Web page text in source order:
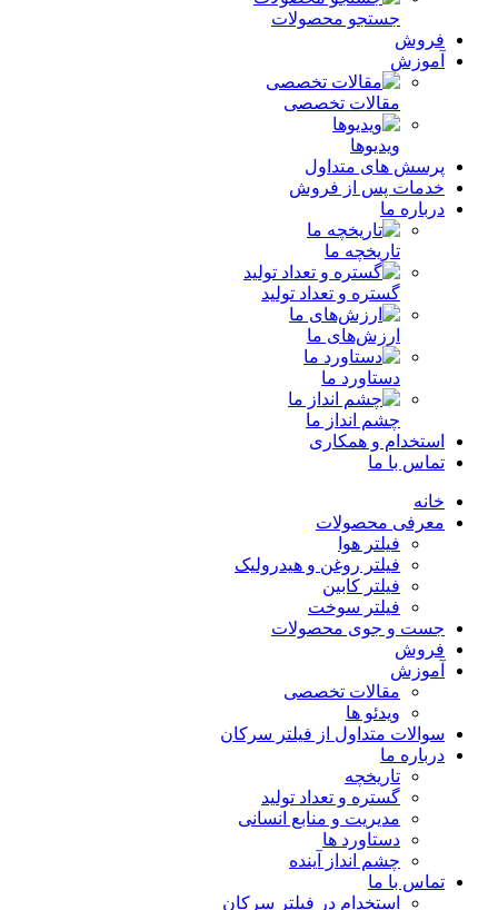
جستجو محصولات
فروش
آموزش
مقالات تخصصی
ویدیوها
پرسش های متداول
خدمات پس از فروش
درباره ما
تاریخچه ما
گستره و تعداد تولید
ارزش‌های ما
دستاورد ما
چشم انداز ما
استخدام و همکاری
تماس با ما
خانه
معرفی محصولات
فیلتر هوا
فیلتر روغن و هیدرولیک
فیلتر کابین
فیلتر سوخت
جست و جوی محصولات
فروش
آموزش
مقالات تخصصی
ویدئو ها
سوالات متداول از فیلتر سرکان
درباره ما
تاریخچه
گستره و تعداد تولید
مدیریت و منابع انسانی
دستاورد ها
چشم انداز آینده
تماس با ما
استخدام در فیلتر سرکان